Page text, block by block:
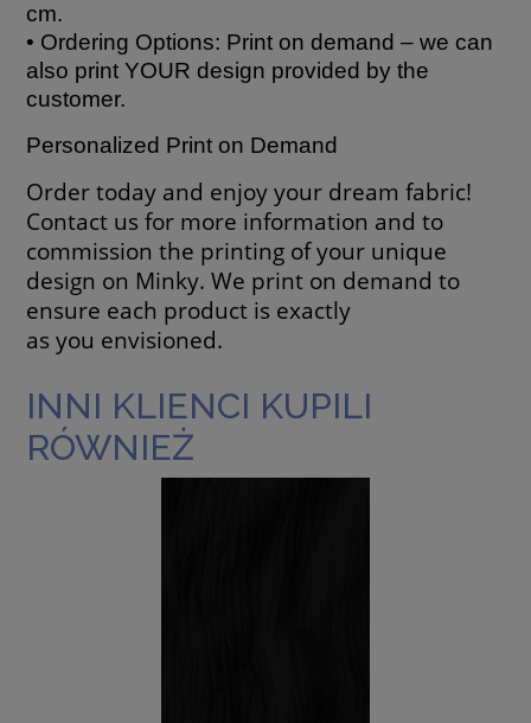
cm.
• Ordering Options: Print on demand – we can
also print YOUR design provided by the
customer.
Personalized Print on Demand
Order today and enjoy your dream fabric!
Contact us for more information and to
commission the printing of your unique
design on Minky. We print on demand to
ensure each product is exactly
as you envisioned.
INNI KLIENCI KUPILI
RÓWNIEŻ